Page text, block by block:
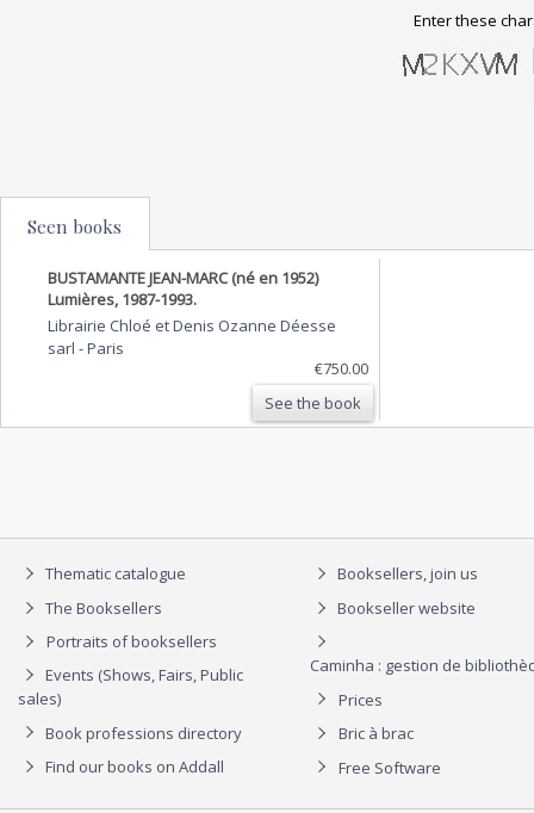
Enter these
Seen books
BUSTAMANTE JEAN-MARC (né en 1952)
Lumières, 1987-1993.
Librairie Chloé et Denis Ozanne Déesse
sarl -Paris
€750.00
See the book
Thematic catalogue
The Booksellers
Portraits of booksellers
Events (Shows, Fairs, Public
sales)
Book professions directory
Find our books on Addall
Booksellers, join us
Bookseller website
Caminha : gestion de
Prices
Bric à brac
Free Software